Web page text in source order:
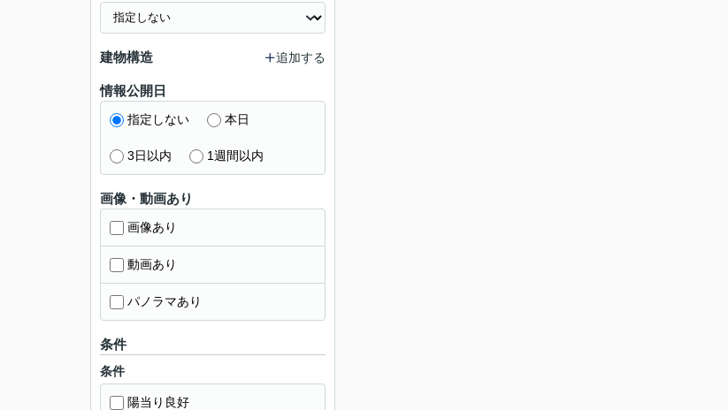
建物構造 追加する
情報公開日
指定しない 本日
3日以内 1週間以内
画像・動画あり
画像あり
動画あり
パノラマあり
条件
条件
陽当り良好